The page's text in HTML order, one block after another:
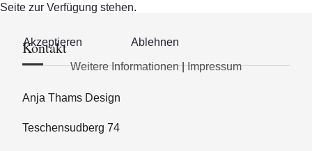
Kontakt
Anja Thams Design
Teschensudberg 74
Seite zur Verfügung stehen.
Akzeptieren Ablehnen
Weitere Informationen|Impressum